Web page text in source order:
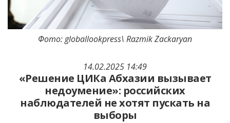
14.02.2025 14:49
«Решение ЦИКа Абхазии вызывает
недоумение»: российских
наблюдателей не хотят пускать на
выборы
Фото: globallookpress\ Razmik Zackaryan